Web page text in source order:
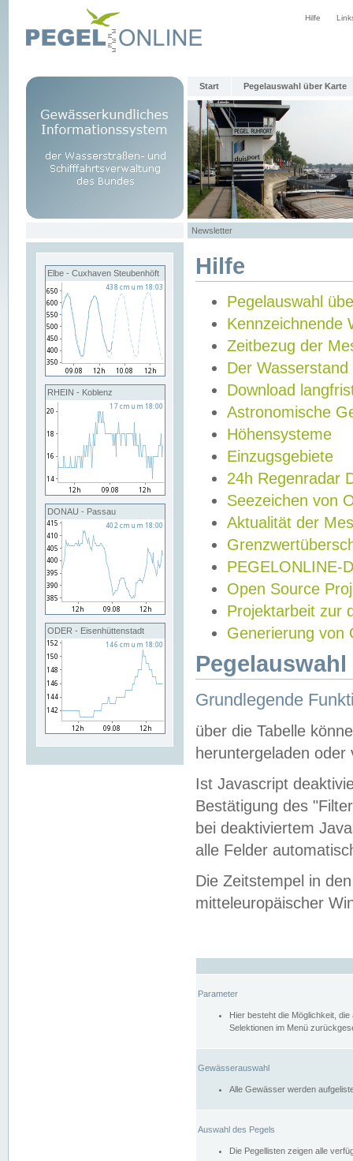
Hilfe
Start Pegelauswahl über Karte
Newsletter
Elbe - Cuxhaven Steubenhöft
RHEIN - Koblenz
DONAU - Passau
ODER - Eisenhüttenstadt
Hilfe
Pegelauswahl
Kennzeichnende
Zeitbezug der
Der Wasserstand
Download
Astronomische
Höhensysteme
Einzugsgebiete
24h Regenradar
Seezeichen von
Aktualität der
PEGELONLINE-
Open Source
Projektarbeit zur
Generierung von
Grundlegende
über die Tabelle
heruntergeladen oder
Ist Javascript
Bestätigung des
bei deaktiviertem
alle Felder
Die Zeitstempel in
mitteleuropäischer
Parameter
Hier besteht die Möglichkeit,
Selektionen im Menü
Gewässerauswahl
Alle Gewässer werden
Auswahl des Pegels
Die Pegellisten zeigen alle